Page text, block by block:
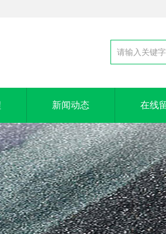
新闻动态 在线